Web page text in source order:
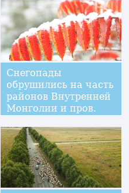
Снегопады
обрушились на часть
районов Внутренней
Монголии и пров.